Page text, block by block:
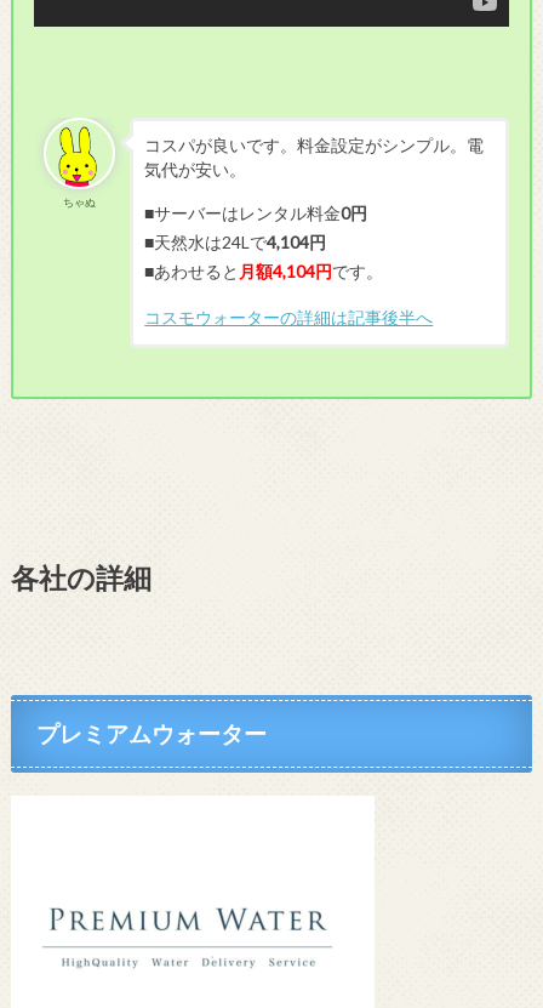
ちゃぬ
コスパが良いです。料金設定がシンプル。電
気代が安い。
■サーバーはレンタル料金0円
■天然水は24Lで4,104円
■あわせると 月額4,104円です。
コスモウォーターの詳細は記事後半へ
各社の詳細
プレミアムウォーター